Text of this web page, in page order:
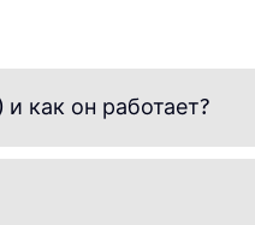
как он работает?
из лопастей,
Непрерывное